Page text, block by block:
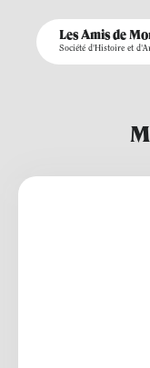
Les Amis de
Société d'Histoire et